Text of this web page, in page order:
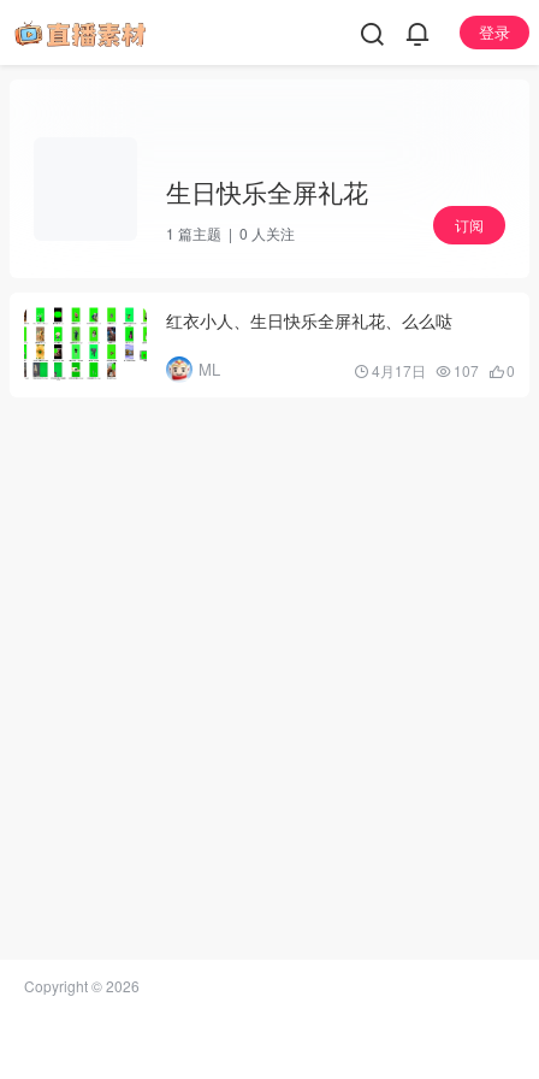
登录
生日快乐全屏礼花
1 篇主题 | 0 人关注 订阅
红衣小人、生日快乐全屏礼花、么么哒
ML 4月17日 107 0
Copyright © 2026